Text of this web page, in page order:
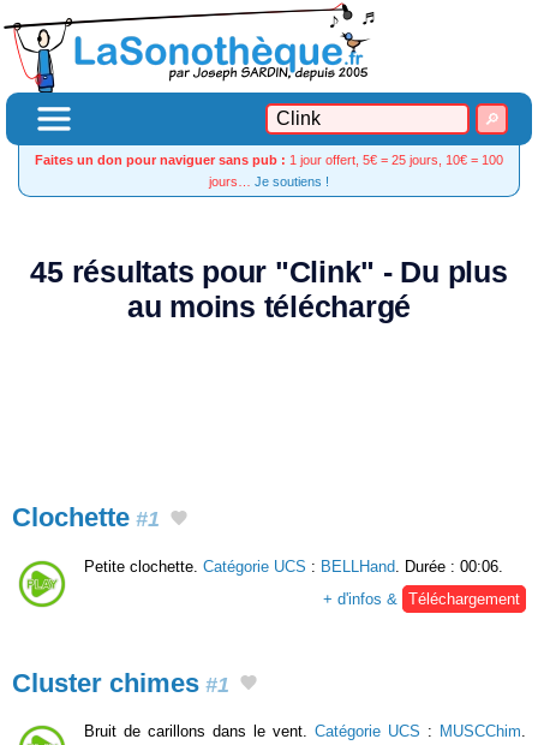
Faites un don pour naviguer sans pub : 1 jour offert, 5€ = 25 jours, 10€ = 100
jours… Je soutiens !
45 résultats pour "Clink" - Du plus
au moins téléchargé
Clochette #1
Petite clochette. Catégorie UCS : BELLHand . Durée : 00:06.
+ d'infos &
Téléchargement
Cluster chimes #1
Bruit de carillons dans le vent. Catégorie UCS : MUSCChim.